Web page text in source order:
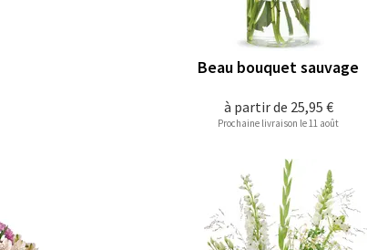
à partir de 25,95 €
Beau bouquet sauvage
Prochaine livraison le 11 août